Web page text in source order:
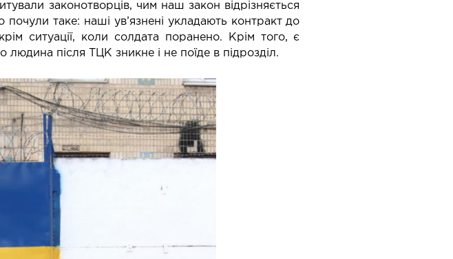
законотворців, чим наш закон відрізняється
почули таке: наші ув’язнені укладають контракт до
ситуації, коли солдата поранено. Крім того, є
людина після ТЦК зникне і не поїде в підрозділ.